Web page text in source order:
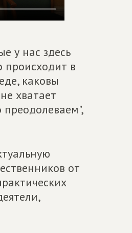
у нас здесь
происходит в
каковы
хватает
от